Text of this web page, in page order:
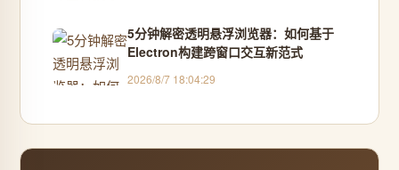
5分钟解密透明悬浮浏览器：如何基于
Electron构建跨窗口交互新范式
2026/8/7 18:04:29